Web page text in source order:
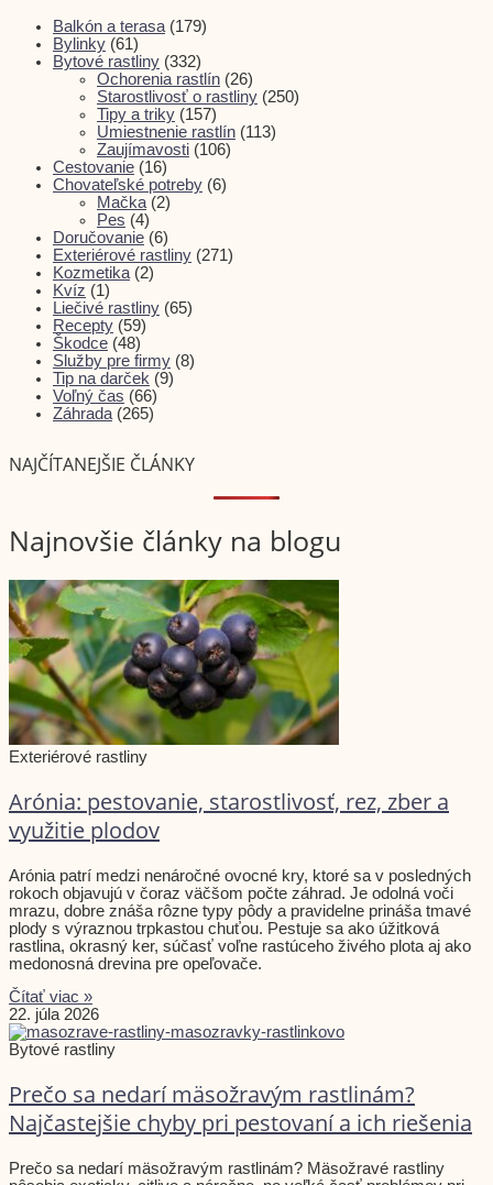
Balkón a terasa(179)
Bylinky (61)
Bytové rastliny (332)
Ochorenia rastlín (26)
Starostlivosť o rastliny (250)
Tipy a triky (157)
Umiestnenie rastlín (113)
Zaujímavosti (106)
Cestovanie (16)
Chovateľské potreby (6)
Mačka(2)
Pes (4)
Doručovanie (6)
Exteriérové rastliny (271)
Kozmetika(2)
Kvíz (1)
Liečivé rastliny (65)
Recepty (59)
Škodce (48)
Služby pre firmy (8)
Tip na darček (9)
Voľný čas (66)
Záhrada(265)
NAJČÍTANEJŠIE ČLÁNKY
Najnovšie články na blogu
Exteriérové rastliny
Arónia: pestovanie, starostlivosť, rez, zber a
využitie plodov
Arónia patrí medzi nenáročné ovocné kry, ktoré sa v posledných
rokoch objavujú v čoraz väčšom počte záhrad. Je odolná voči
mrazu, dobre znáša rôzne typy pôdy a pravidelne prináša tmavé
plody s výraznou trpkastou chuťou. Pestuje sa ako úžitková
rastlina, okrasný ker, súčasť voľne rastúceho živého plota aj ako
medonosná drevina pre opeľovače.
Čítať viac »
22. júla 2026
Bytové rastliny
Prečo sa nedarí mäsožravým rastlinám?
Najčastejšie chyby pri pestovaní a ich riešenia
Prečo sa nedarí mäsožravým rastlinám? Mäsožravé rastliny